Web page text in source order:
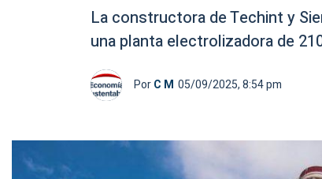
La constructora de Techint y
una planta electrolizadora de
PorC M 05/09/2025, 8:54 pm